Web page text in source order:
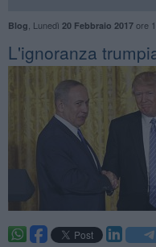
Blog Lunedì 20 Febbraio 2017ore
L'ignoranza